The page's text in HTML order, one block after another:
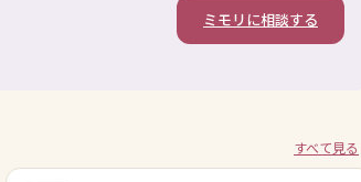
ミモリに相談する
すべて見る